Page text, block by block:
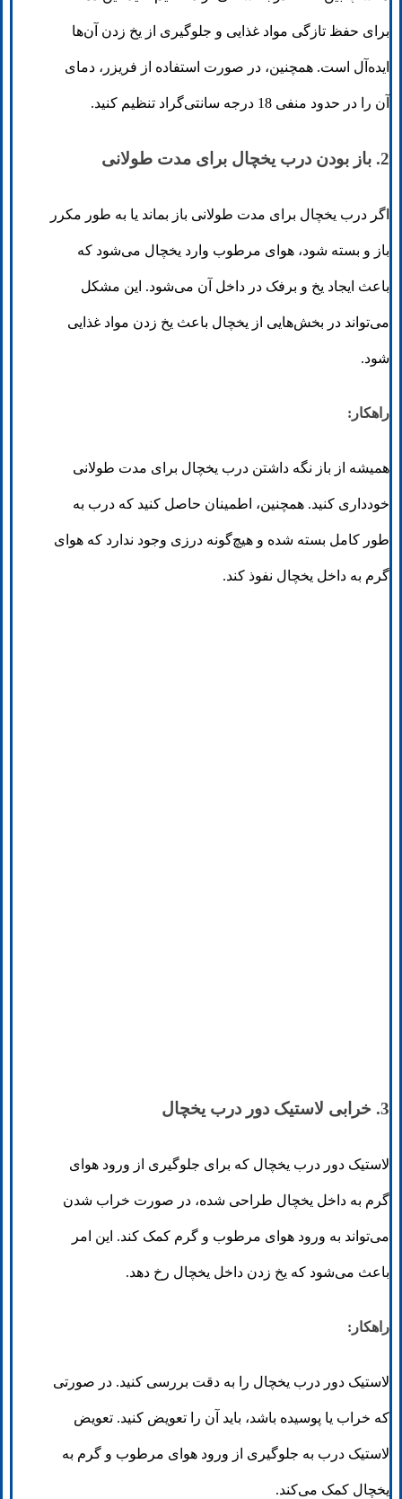
برای حفظ تازگی مواد غذایی و جلوگیری از یخ زدن آن‌ها
ایده‌آل است. همچنین، در صورت استفاده از فریزر، دمای
آن را در حدود منفی 18 درجه سانتی‌گراد تنظیم کنید.
2. باز بودن درب یخچال برای مدت طولانی
اگر درب یخچال برای مدت طولانی باز بماند یا به طور مکرر
باز و بسته شود، هوای مرطوب وارد یخچال می‌شود که
باعث ایجاد یخ و برفک در داخل آن می‌شود. این مشکل
می‌تواند در بخش‌هایی از یخچال باعث یخ زدن مواد غذایی
شود.
راهکار:
همیشه از باز نگه داشتن درب یخچال برای مدت طولانی
خودداری کنید. همچنین، اطمینان حاصل کنید که درب به
طور کامل بسته شده و هیچ‌گونه درزی وجود ندارد که هوای
گرم به داخل یخچال نفوذ کند.
3. خرابی لاستیک دور درب یخچال
لاستیک دور درب یخچال که برای جلوگیری از ورود هوای
گرم به داخل یخچال طراحی شده، در صورت خراب شدن
می‌تواند به ورود هوای مرطوب و گرم کمک کند. این امر
باعث می‌شود که یخ زدن داخل یخچال رخ دهد.
راهکار:
لاستیک دور درب یخچال را به دقت بررسی کنید. در صورتی
که خراب یا پوسیده باشد، باید آن را تعویض کنید. تعویض
لاستیک درب به جلوگیری از ورود هوای مرطوب و گرم به
یخچال کمک می‌کند.